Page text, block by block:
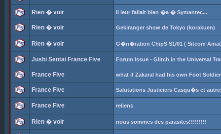
Rien � voir Il leur fallait bien �a � Symantec...
Rien � voir Gekiranger show de Tokyo (korakuen)
Rien � voir G�n�ration ChipS S1/01 ( Sitcom
Jushi Sentai France Five Forum Issue - Glitch in the Universal
France Five what if Zakaral had his own Foot
France Five Salutations Justiciers Casqu�s et
France Five reliens
Rien � voir nous sommes des parasites!!!!!!!!!